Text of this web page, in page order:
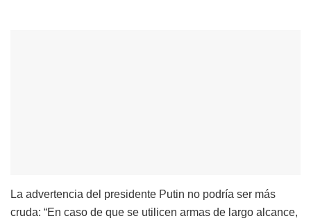
La advertencia del presidente Putin no podría ser más
cruda: “En caso de que se utilicen armas de largo alcance,